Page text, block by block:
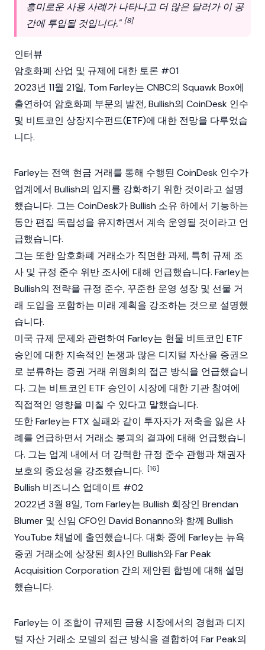
흥미로운 사용 사례가 나타나고 더 많은 달러가 이 공
간에 투입될 것입니다." [8]
인터뷰
암호화폐 산업 및 규제에 대한 토론 #01
2023년 11월 21일, Tom Farley는 CNBC의 Squawk Box에
출연하여 암호화폐 부문의 발전, Bullish의 CoinDesk 인수
및 비트코인 상장지수펀드(ETF)에 대한 전망을 다루었습
니다.
Farley는 전액 현금 거래를 통해 수행된 CoinDesk 인수가
업계에서 Bullish의 입지를 강화하기 위한 것이라고 설명
했습니다. 그는 CoinDesk가Bullish 소유 하에서 기능하는
동안 편집 독립성을 유지하면서 계속 운영될 것이라고 언
급했습니다.
그는 또한 암호화폐 거래소가 직면한 과제, 특히 규제 조
사 및 규정 준수 위반 조사에 대해 언급했습니다. Farley는
Bullish의 전략을 규정 준수, 꾸준한 운영 성장 및 선물 거
래 도입을 포함하는 미래 계획을 강조하는 것으로 설명했
습니다.
미국 규제 문제와 관련하여 Farley는 현물 비트코인 ETF
승인에 대한 지속적인 논쟁과 많은 디지털 자산을 증권으
로 분류하는 증권 거래 위원회의 접근 방식을 언급했습니
다. 그는 비트코인 ETF 승인이 시장에 대한 기관 참여에
직접적인 영향을 미칠 수 있다고 말했습니다.
또한 Farley는 FTX 실패와 같이 투자자가 저축을 잃은 사
례를 언급하면서 거래소 붕괴의 결과에 대해 언급했습니
다. 그는 업계 내에서 더 강력한 규정 준수 관행과 채권자
보호의 중요성을 강조했습니다. [16]
Bullish 비즈니스 업데이트 #02
2022년 3월 8일, Tom Farley는 Bullish 회장인 Brendan
Blumer 및 신임 CFO인 David Bonanno와 함께 Bullish
YouTube 채널에 출연했습니다. 대화 중에 Farley는 뉴욕
증권 거래소에 상장된 회사인 Bullish와 Far Peak
Acquisition Corporation 간의 제안된 합병에 대해 설명
했습니다.
Farley는 이 조합이 규제된 금융 시장에서의 경험과 디지
털 자산 거래소 모델의 접근 방식을 결합하여 Far Peak의